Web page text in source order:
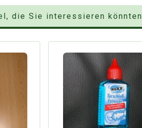
die Sie interessieren könnten